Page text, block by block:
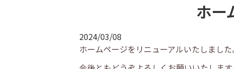
ホー
2024/03/08
ホームページをリニューアルいたしました